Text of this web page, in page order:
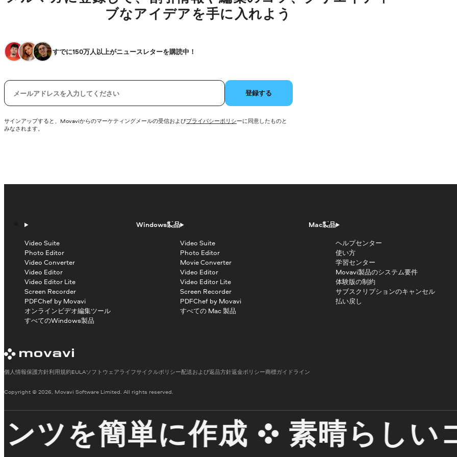
ブなアイデアを手に入れよう
すでに150万人以上がニュースレターを購読中！
電子メール 登録する
サインアップすると、Movaviからのマーケティングメールの受信およびプライバシーポリシーに同意したものと
みなされます。
Windows製品
Video Suite
Photo Editor
Video Converter
Video Editor
Video Editor Lite
Screen Recorder
PDFChef by Movavi
オンラインビデオ編集ツール
すべてのWindows製品
Mac製品
Video Suite
Photo Editor
Movie Converter
Video Editor
Video Editor Lite
Screen Recorder
PDFChef by Movavi
すべての Mac 製品
ヘルプセンター
使い方
学習センター
Movavi製品のシステム要件
体験版の制約
サブスクリプションのキャンセル
払い戻し
Copyright © 2026, Movavi Software Limited. All rights reserved.
個人情報保護方針利用規約EULAソフトウェアライフサイクルポリシー配送および返品方針返金ポリシー商標ガイドライン
を簡単に作成 素晴らしいコ